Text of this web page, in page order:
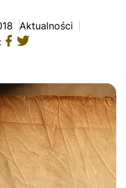
Aktualności